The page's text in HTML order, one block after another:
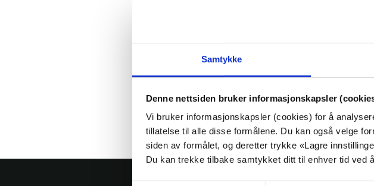
Samtykke
Denne nettsiden bruker informasjonskapsler
Vi bruker informasjonskapsler (cookies) for å
tillatelse til alle disse formålene. Du kan også velge
siden av formålet, og deretter trykke «Lagre
Du kan trekke tilbake samtykket ditt til enhver tid ved
Gjerstad-KrF-
Gjerstad-KrF-